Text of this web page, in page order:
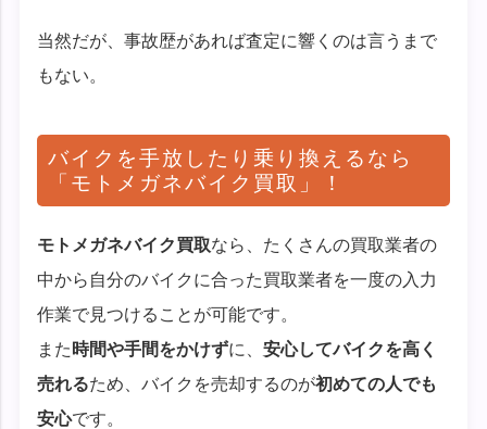
当然だが、事故歴があれば査定に響くのは言うまで
もない。
バイクを手放したり乗り換えるなら
「モトメガネバイク買取」！
モトメガネバイク買取なら、たくさんの買取業者の
中から自分のバイクに合った買取業者を一度の入力
作業で見つけることが可能です。
また 時間や手間をかけずに、安心してバイクを高く
売れるため、バイクを売却するのが初めての人でも
安心です。